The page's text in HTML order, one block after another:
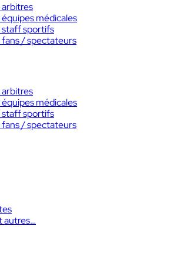
médicales
staff sportifs
/ spectateurs
médicales
staff sportifs
/ spectateurs
autres…